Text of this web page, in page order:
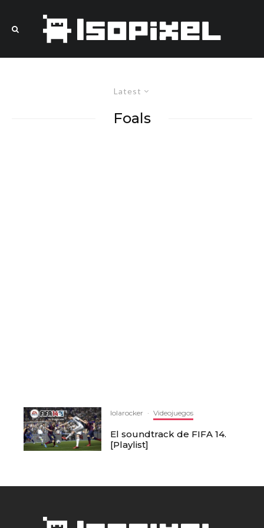
Latest
Foals
lolarocker · Videojuegos
El soundtrack de FIFA 14.
[Playlist]